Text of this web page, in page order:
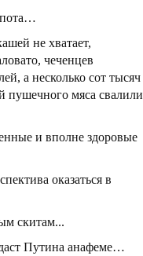
не хватает,
чеченцев
а несколько сот тысяч
пушечного мяса свалили
и вполне здоровые
оказаться в
скитам...
Путина анафеме…